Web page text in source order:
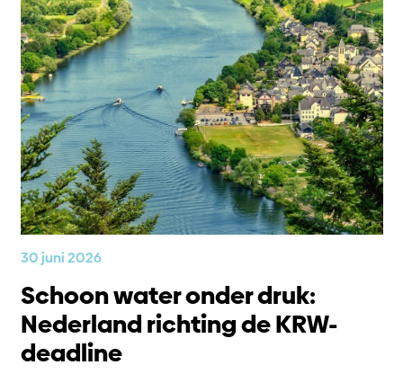
30 juni 2026
Schoon water onder druk:
Nederland richting de KRW-
deadline